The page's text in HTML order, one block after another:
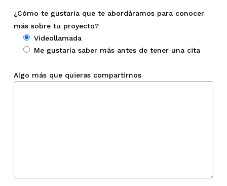
¿Cómo te gustaría que te abordáramos para conocer
más sobre tu proyecto?
Videollamada
Me gustaría saber más antes de tener una cita
Algo más que quieras compartirnos